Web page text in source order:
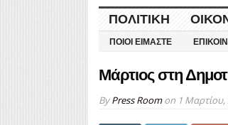
ΠΟΛΙΤΙΚΉ
ΠΟΙΟΙ ΕΊΜΑΣΤΕ
Μάρτιος στη
ByPress Roomon 1 Μαρτίου,